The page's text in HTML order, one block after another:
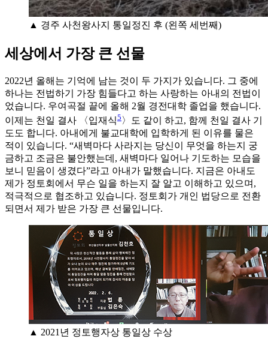
▲ 경주 사천왕사지 통일정진 후 (왼쪽 세번째)
세상에서 가장 큰 선물
2022년 올해는 기억에 남는 것이 두 가지가 있습니다. 그 중에
하나는 전법하기 가장 힘들다고 하는 사랑하는 아내의 전법이
었습니다. 우여곡절 끝에 올해 2월 경전대학 졸업을 했습니다.
이제는 천일 결사 〈입재식5 〉도 같이 하고, 함께 천일 결사 기
도도 합니다. 아내에게 불교대학에 입학하게 된 이유를 물은
적이 있습니다. “새벽마다 사라지는 당신이 무엇을 하는지 궁
금하고 조금은 불안했는데, 새벽마다 일어나 기도하는 모습을
보니 믿음이 생겼다”라고 아내가 말했습니다. 지금은 아내도
제가 정토회에서 무슨 일을 하는지 잘 알고 이해하고 있으며,
적극적으로 협조하고 있습니다. 정토회가 개인 법당으로 전환
되면서 제가 받은 가장 큰 선물입니다.
▲ 2021년 정토행자상 통일상 수상